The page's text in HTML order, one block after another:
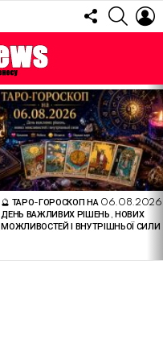
FOLLOW
US
🔮 ТАРО-ГОРОСКОП НА
ДЕНЬ ВАЖЛИВИХ РІШЕНЬ, НОВИХ
МОЖЛИВОСТЕЙ І ВНУТРІШНЬОЇ СИЛИ